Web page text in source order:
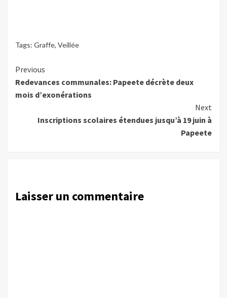
Tags: Graffe, Veillée
Continue
Reading
Previous
Redevances communales: Papeete décrète deux
mois d’exonérations
Next
Inscriptions scolaires étendues jusqu’à 19 juin à
Papeete
Laisser un commentaire